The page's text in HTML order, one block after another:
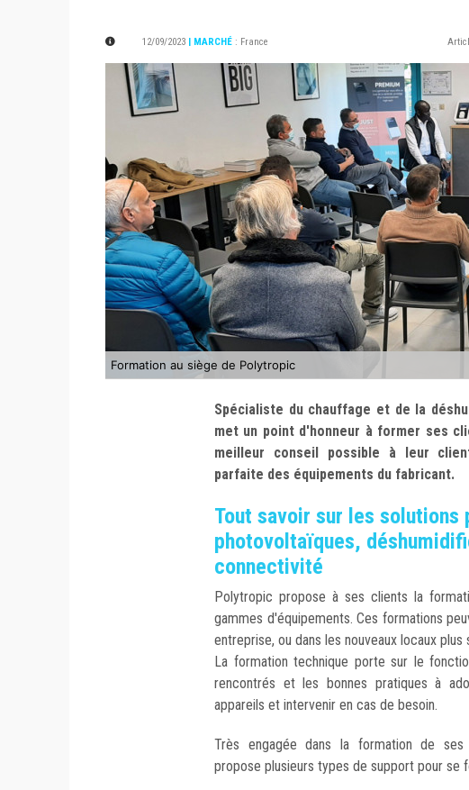
12/09/2023 | MARCHÉ : France
Formation au siège de Polytropic
Spécialiste du chauffage et de la
met un point d'honneur à former ses
meilleur conseil possible à leur
parfaite des équipements du fabricant.
Tout savoir sur les solutions
photovoltaïques,
connectivité
Polytropic propose à ses clients la
gammes d'équipements. Ces formations
entreprise, ou dans les nouveaux locaux plus
La formation technique porte sur le
rencontrés et les bonnes pratiques à
appareils et intervenir en cas de besoin.
Très engagée dans la formation de ses
propose plusieurs types de support pour se